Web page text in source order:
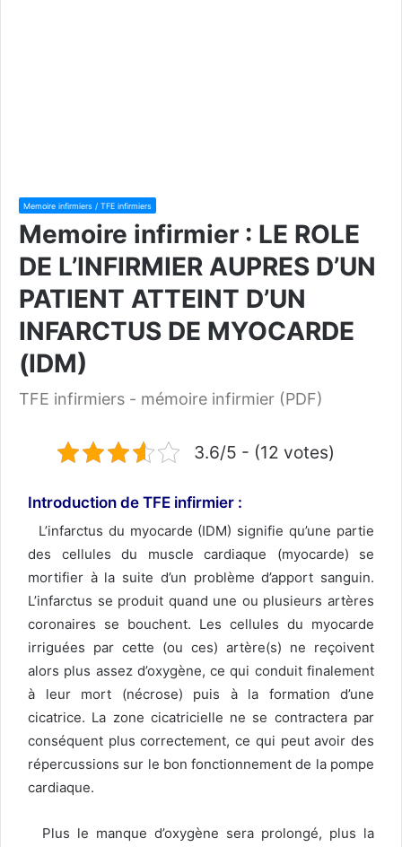
Memoire infirmiers / TFE infirmiers
Memoire infirmier : LE ROLE
DE L’INFIRMIER AUPRES D’UN
PATIENT ATTEINT D’UN
INFARCTUS DE MYOCARDE
(IDM)
TFE infirmiers - mémoire infirmier (PDF)
3.6/5 - (12 votes)
Introduction de TFE infirmier :
L’infarctus du myocarde (IDM) signifie qu’une partie
des cellules du muscle cardiaque (myocarde) se
mortifier à la suite d’un problème d’apport sanguin.
L’infarctus se produit quand une ou plusieurs artères
coronaires se bouchent. Les cellules du myocarde
irriguées par cette (ou ces) artère(s) ne reçoivent
alors plus assez d’oxygène, ce qui conduit finalement
à leur mort (nécrose) puis à la formation d’une
cicatrice. La zone cicatricielle ne se contractera par
conséquent plus correctement, ce qui peut avoir des
répercussions sur le bon fonctionnement de la pompe
cardiaque.
Plus le manque d’oxygène sera prolongé, plus la